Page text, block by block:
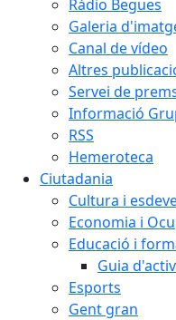
Ràdio Begues
Galeria
Canal de vídeo
Altres
Servei de
Informació
RSS
Hemeroteca
Ciutadania
Cultura i
Economia i
Educació i
Guia
Esports
Gent gran